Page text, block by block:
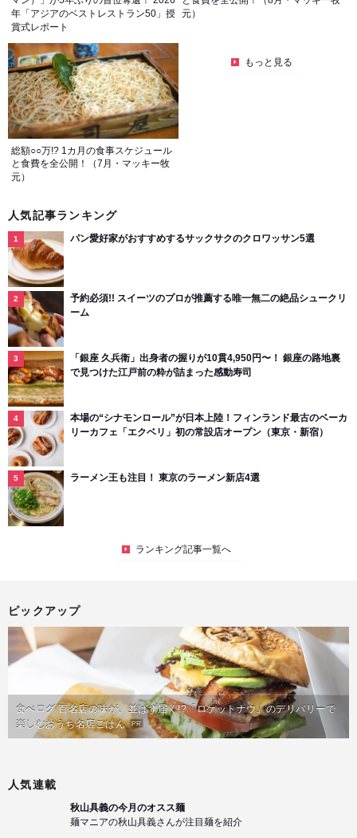
年「アジアのベストレストラン50」授
賞式レポート
元）
総額○○万!? 1カ月の食事スケジュール
と食費を全公開！（7月・マッキー牧
元）
もっと見る
人気記事ランキング
パン愛好家がおすすめするサックサクのクロワッサン5選
予約必須!! スイーツのプロが推薦する唯一無二の絶品シュークリ
ーム
「銀座 久兵衛」出身者の握りが10貫4,950円〜！ 銀座の路地裏
で見つけた江戸前の粋が詰まった感動寿司
本場の“シナモンロール”が日本上陸！フィンランド最古のベーカ
リーカフェ「エクベリ」初の常設店オープン（東京・新宿）
ラーメン王も注目！ 東京のラーメン新店4選
ランキング記事一覧へ
ピックアップ
食べログ 百名店の味が、並ばず届く!?「ロケットナウ」のデリバリーで
楽しむおうち名店ごはん PR
人気連載
秋山具義の今月のオスス麺
麺マニアの秋山具義さんが注目麺を紹介